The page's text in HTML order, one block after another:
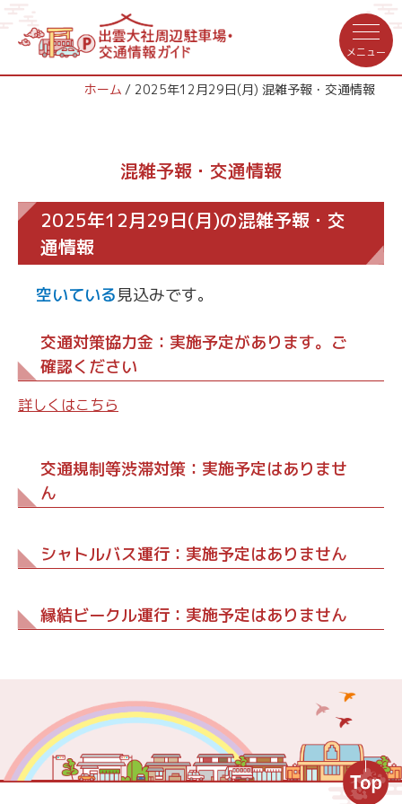
ホーム 2025年12月29日(月) 混雑予報・交通情報
混雑予報・交通情報
2025年12月29日(月)の混雑予報・交
通情報
空いている見込みです。
交通対策協力金：実施予定があります。ご
確認ください
詳しくはこちら
交通規制等渋滞対策：実施予定はありませ
ん
シャトルバス運行：実施予定はありません
縁結ビークル運行：実施予定はありません